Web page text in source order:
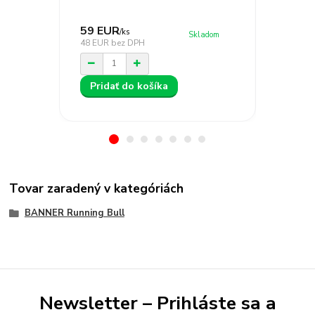
59 EUR/ks
48 EUR bez DPH
Skladom
Pridať do košíka
Tovar zaradený v kategóriách
BANNER Running Bull
Newsletter – Prihláste sa a